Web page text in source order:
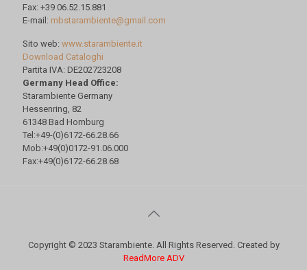
Fax: +39 06.52.15.881
E-mail: mbstarambiente@gmail.com
Sito web: www.starambiente.it
Download Cataloghi
Partita IVA: DE202723208
Germany Head Office:
Starambiente Germany
Hessenring, 82
61348 Bad Homburg
Tel:+49-(0)6172-66.28.66
Mob:+49(0)0172-91.06.000
Fax:+49(0)6172-66.28.68
Copyright © 2023 Starambiente. All Rights Reserved. Created by
ReadMore ADV